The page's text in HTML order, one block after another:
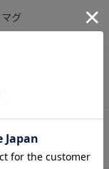
マグ
ベビートイ